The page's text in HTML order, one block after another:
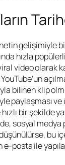
gelişimiyle
hızla
video olarak
bilinen klip
paylaşması
bir şekilde
sosyal medya
bu
e-posta ile